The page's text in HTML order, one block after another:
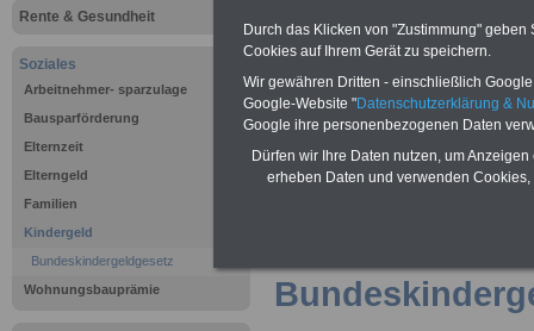
Rente & Gesundheit
Soziales
Arbeitnehmer- sparzulage
Bausparförderung
Elternzeit
Elterngeld
Familien
Kindergeld
Bundeskindergeldgesetz
Wohnungsbauprämie
Durch das Klicken von "Zustimmung"
Cookies auf Ihrem Gerät zu speichern.
Wir gewähren Dritten - einschließlich
Google-Website "Datenschutzerklärung &
Google ihre personenbezogenen Daten
Dürfen wir Ihre Daten nutzen, um
erheben Daten und verwenden